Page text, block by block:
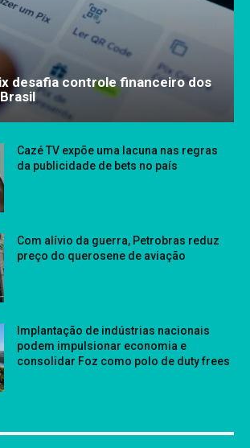
desafia controle financeiro dos
Cazé TV expõe uma lacuna nas regras
da publicidade de bets no país
Com alívio da guerra, Petrobras reduz
preço do querosene de aviação
Implantação de indústrias nacionais
podem impulsionar economia e
consolidar Foz como polo de duty frees